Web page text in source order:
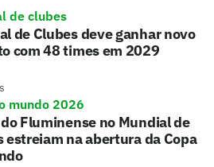
de clubes
de Clubes deve ganhar novo
com 48 times em 2029
mundo 2026
Fluminense no Mundial de
estreiam na abertura da Copa